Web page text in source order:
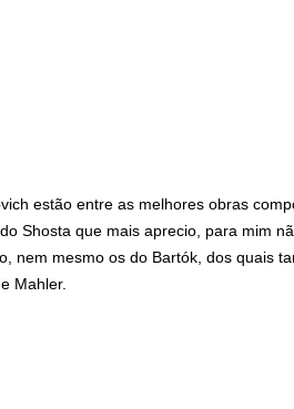
estão entre as melhores obras
Shosta que mais aprecio, para mim
nem mesmo os do Bartók, dos quais
Mahler.